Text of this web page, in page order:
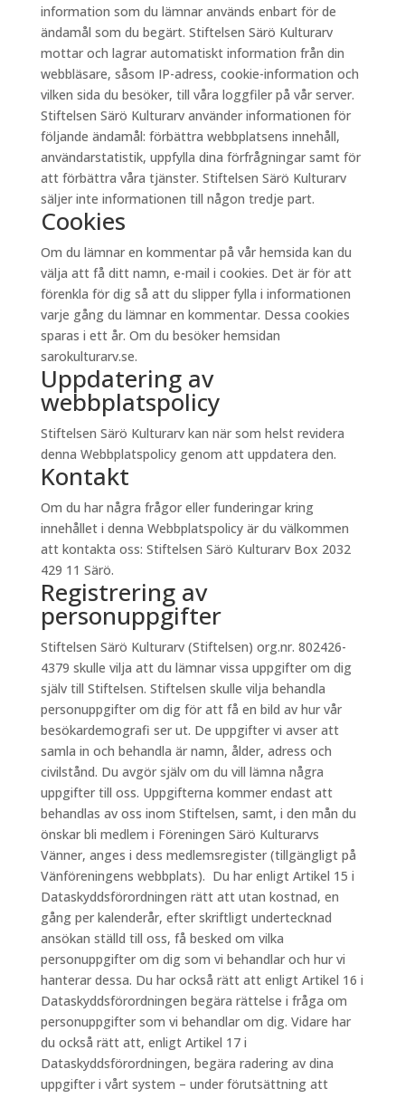
information som du lämnar används enbart för de
ändamål som du begärt. Stiftelsen Särö Kulturarv
mottar och lagrar automatiskt information från din
webbläsare, såsom IP-adress, cookie-information och
vilken sida du besöker, till våra loggfiler på vår server.
Stiftelsen Särö Kulturarv använder informationen för
följande ändamål: förbättra webbplatsens innehåll,
användarstatistik, uppfylla dina förfrågningar samt för
att förbättra våra tjänster. Stiftelsen Särö Kulturarv
säljer inte informationen till någon tredje part.
Cookies
Om du lämnar en kommentar på vår hemsida kan du
välja att få ditt namn, e-mail i cookies. Det är för att
förenkla för dig så att du slipper fylla i informationen
varje gång du lämnar en kommentar. Dessa cookies
sparas i ett år. Om du besöker hemsidan
sarokulturarv.se.
Uppdatering av
webbplatspolicy
Stiftelsen Särö Kulturarv kan när som helst revidera
denna Webbplatspolicy genom att uppdatera den.
Kontakt
Om du har några frågor eller funderingar kring
innehållet i denna Webbplatspolicy är du välkommen
att kontakta oss: Stiftelsen Särö Kulturarv Box 2032
429 11 Särö.
Registrering av
personuppgifter
Stiftelsen Särö Kulturarv (Stiftelsen) org.nr. 802426-
4379 skulle vilja att du lämnar vissa uppgifter om dig
själv till Stiftelsen. Stiftelsen skulle vilja behandla
personuppgifter om dig för att få en bild av hur vår
besökardemografi ser ut. De uppgifter vi avser att
samla in och behandla är namn, ålder, adress och
civilstånd. Du avgör själv om du vill lämna några
uppgifter till oss. Uppgifterna kommer endast att
behandlas av oss inom Stiftelsen, samt, i den mån du
önskar bli medlem i Föreningen Särö Kulturarvs
Vänner, anges i dess medlemsregister (tillgängligt på
Vänföreningens webbplats). Du har enligt Artikel 15 i
Dataskyddsförordningen rätt att utan kostnad, en
gång per kalenderår, efter skriftligt undertecknad
ansökan ställd till oss, få besked om vilka
personuppgifter om dig som vi behandlar och hur vi
hanterar dessa. Du har också rätt att enligt Artikel 16 i
Dataskyddsförordningen begära rättelse i fråga om
personuppgifter som vi behandlar om dig. Vidare har
du också rätt att, enligt Artikel 17 i
Dataskyddsförordningen, begära radering av dina
uppgifter i vårt system – under förutsättning att